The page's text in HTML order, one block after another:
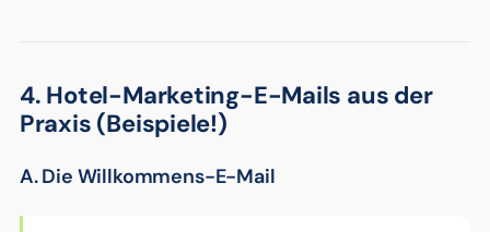
4. Hotel-Marketing-E-Mails aus der
Praxis (Beispiele!)
A. Die Willkommens-E-Mail